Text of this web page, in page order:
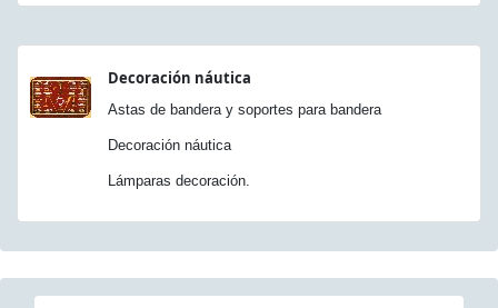
Decoración náutica
Astas de bandera y soportes para bandera
Decoración náutica
Lámparas decoración.